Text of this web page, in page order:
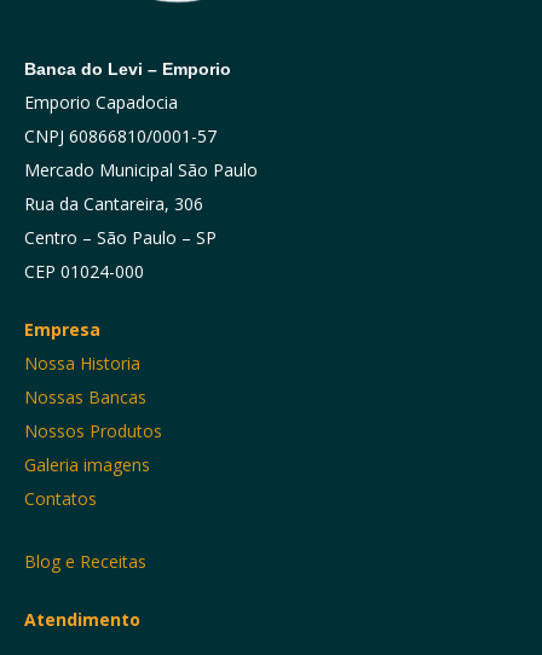
Banca do Levi – Emporio
Emporio Capadocia
CNPJ 60866810/0001-57
Mercado Municipal São Paulo
Rua da Cantareira, 306
Centro – São Paulo – SP
CEP 01024-000
Empresa
Nossa Historia
Nossas Bancas
Nossos Produtos
Galeria imagens
Contatos
Blog e Receitas
Atendimento